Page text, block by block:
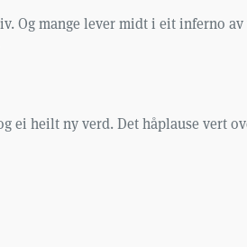
Og mange lever midt i eit inferno
ei heilt ny verd. Det håplause vert